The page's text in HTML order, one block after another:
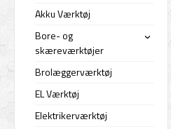
Akku Værktøj
Bore- og
skæreværktøjer
›
Brolæggerværktøj
EL Værktøj
Elektrikerværktøj